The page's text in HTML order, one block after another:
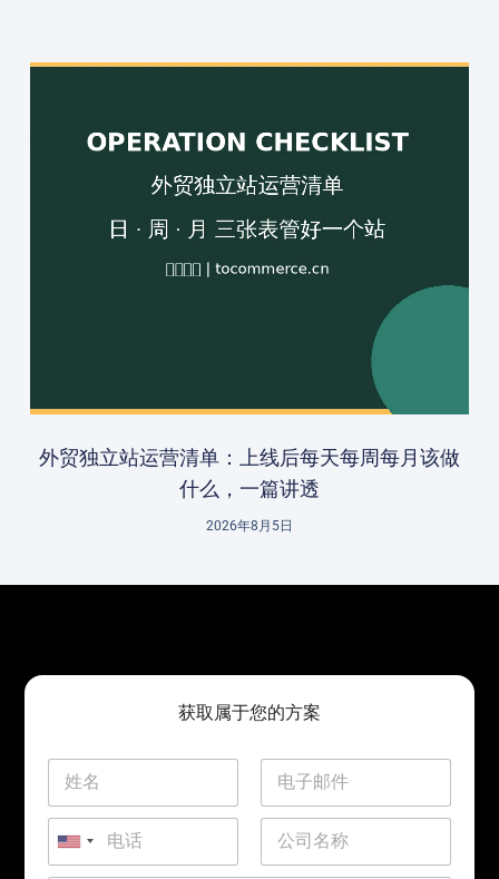
外贸独立站运营清单：上线后每天每周每月该做
什么，一篇讲透
2026年8月5日
获取属于您的方案